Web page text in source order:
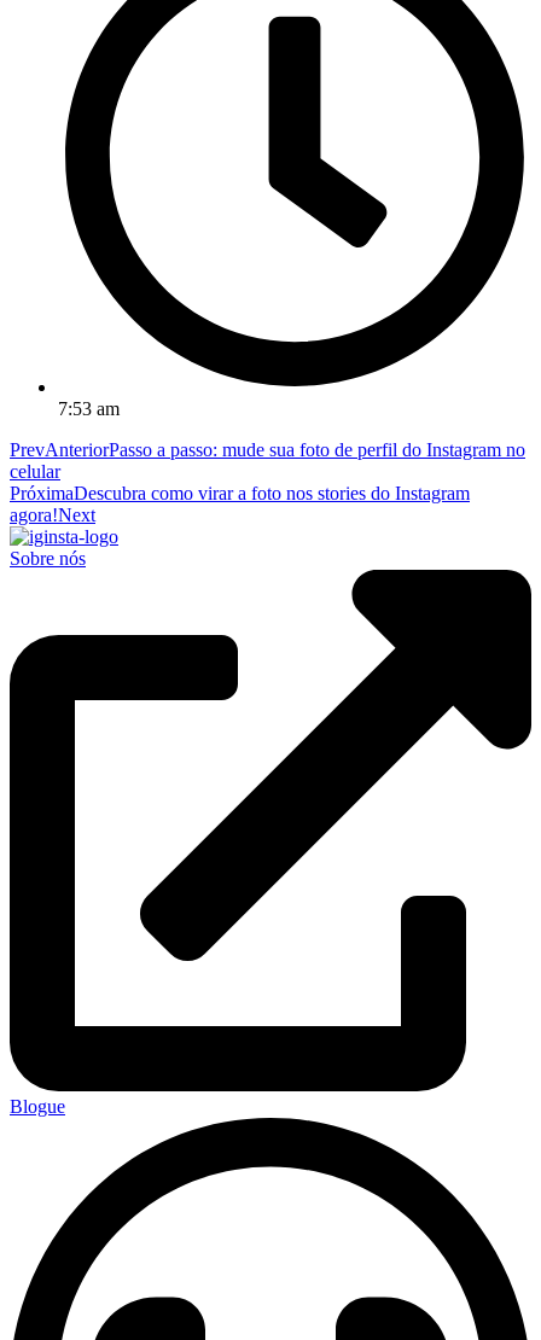
7:53 am
PrevAnteriorPasso a passo: mude sua foto de perfil do Instagram no
celular
PróximaDescubra como virar a foto nos stories do Instagram
agora!Next
Sobre nós
Blogue